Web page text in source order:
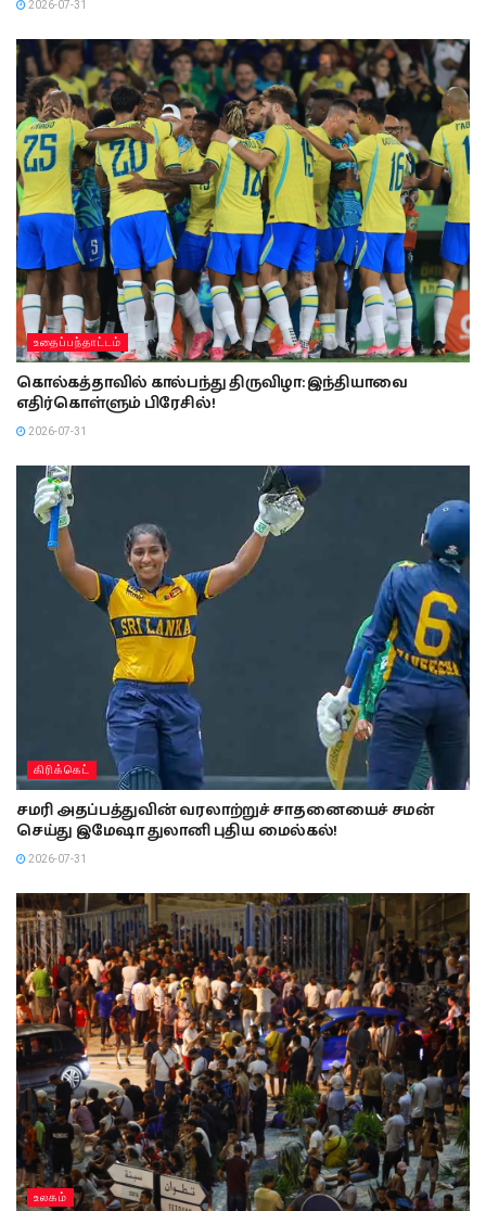
2026-07-31
உதைப்பந்தாட்டம்
கொல்கத்தாவில் கால்பந்து திருவிழா: இந்தியாவை
எதிர்கொள்ளும் பிரேசில்!
2026-07-31
கிரிக்கெட்
சமரி அதப்பத்துவின் வரலாற்றுச் சாதனையைச் சமன்
செய்து இமேஷா துலானி புதிய மைல்கல்!
2026-07-31
உலகம்